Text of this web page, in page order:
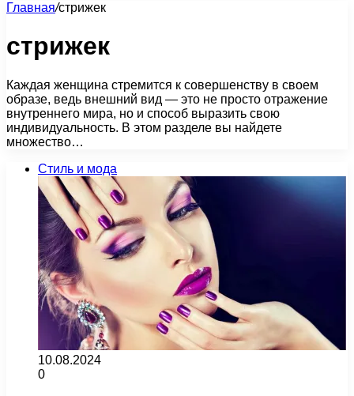
Главная/стрижек
стрижек
Каждая женщина стремится к совершенству в своем
образе, ведь внешний вид — это не просто отражение
внутреннего мира, но и способ выразить свою
индивидуальность. В этом разделе вы найдете
множество…
Стиль и мода
10.08.2024
0